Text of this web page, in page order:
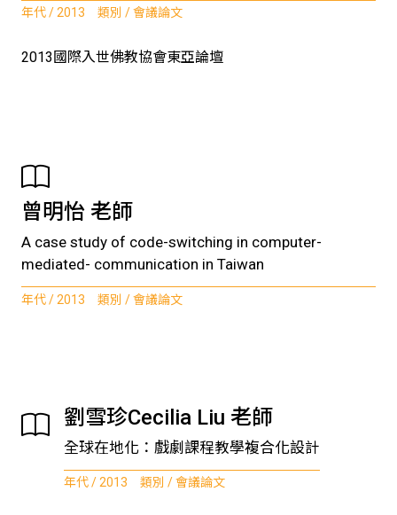
年代 / 2013 類別 / 會議論文
2013國際入世佛教協會東亞論壇
曾明怡 老師
A case study of code-switching in computer-
mediated- communication in Taiwan
年代 / 2013 類別 / 會議論文
劉雪珍Cecilia Liu 老師
全球在地化：戲劇課程教學複合化設計
年代 / 2013 類別 / 會議論文